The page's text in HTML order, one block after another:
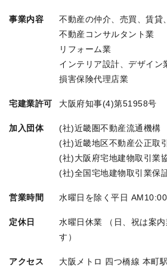
事業内容
不動産の仲介、売買、賃貸
不動産コンサルタント業
リフォーム業
インテリア設計、デザイン
損害保険代理店業
宅建業許可 大阪府知事(4)第51958号
加入団体
(社)近畿圏不動産流通機構
(社)近畿地区不動産公正取
(社)大阪府宅地建物取引業
(社)全国宅地建物取引業保
営業時間 水曜日を除く平日
定休日
水曜日休業 （日、祝は案
す）
アクセス
大阪メトロ 四つ橋線 本町